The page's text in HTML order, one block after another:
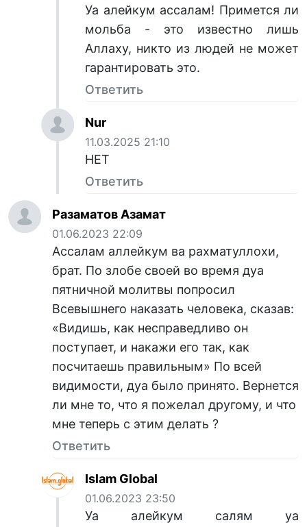
Уа алейкум ассалам! Примется ли
мольба - это известно лишь
Аллаху, никто из людей не может
гарантировать это.
Ответить
Nur
11.03.2025 21:10
НЕТ
Ответить
Разаматов Азамат
01.06.2023 22:09
Ассалам аллейкум ва рахматуллохи,
брат. По злобе своей во время дуа
пятничной молитвы попросил
Всевышнего наказать человека, сказав:
«Видишь, как несправедливо он
поступает, и накажи его так, как
посчитаешь правильным» По всей
видимости, дуа было принято. Вернется
ли мне то, что я пожелал другому, и что
мне теперь с этим делать ?
Ответить
Islam Global
01.06.2023 23:50
Уа алейкум салям уа